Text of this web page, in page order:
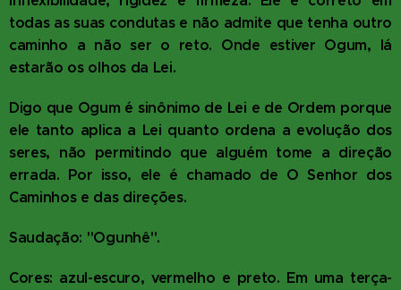
todas as suas condutas e não admite que tenha outro
caminho a não ser o reto. Onde estiver Ogum, lá
estarão os olhos da Lei.
Digo que Ogum é sinônimo de Lei e de Ordem porque
ele tanto aplica a Lei quanto ordena a evolução dos
seres, não permitindo que alguém tome a direção
errada. Por isso, ele é chamado de O Senhor dos
Caminhos e das direções.
Saudação: "Ogunhê".
Cores: azul-escuro, vermelho e preto. Em uma terça-